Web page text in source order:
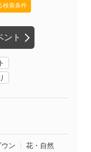
ント
検索条件
ン
花・自然